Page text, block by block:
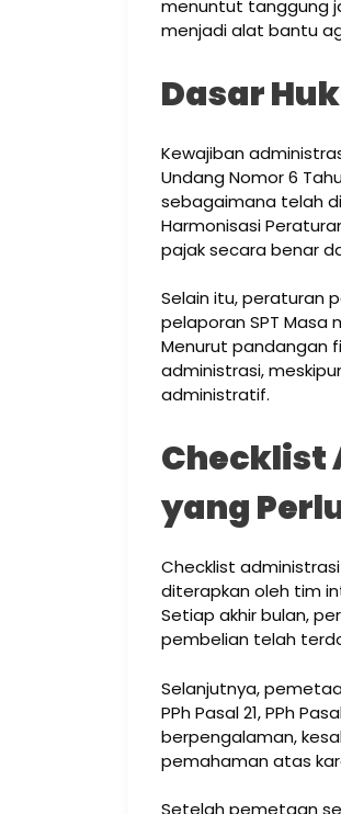
menuntut tanggung
menjadi alat bantu
Dasar
Kewajiban
Undang Nomor 6
sebagaimana telah
Harmonisasi
pajak secara benar
Selain itu, peraturan
pelaporan SPT
Menurut pandangan
administrasi,
administratif.
Checklist
yang
Checklist
diterapkan oleh tim
Setiap akhir bulan,
pembelian telah
Selanjutnya,
PPh Pasal 21, PPh
berpengalaman,
pemahaman atas
Setelah pemetaan